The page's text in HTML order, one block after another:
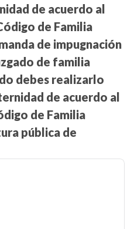
de acuerdo al
de Familia
de impugnación
de familia
debes realizarlo
de acuerdo al
de Familia
pública de